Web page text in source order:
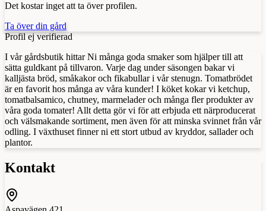
Det kostar inget att ta över profilen.
Ta över din gård
Profil ej verifierad
I vår gårdsbutik hittar Ni många goda smaker som hjälper till att
sätta guldkant på tillvaron. Varje dag under säsongen bakar vi
kalljästa bröd, småkakor och fikabullar i vår stenugn. Tomatbrödet
är en favorit hos många av våra kunder! I köket kokar vi ketchup,
tomatbalsamico, chutney, marmelader och många fler produkter av
våra goda tomater! Allt detta gör vi för att erbjuda ett närproducerat
och välsmakande sortiment, men även för att minska svinnet från vår
odling. I växthuset finner ni ett stort utbud av kryddor, sallader och
plantor.
Kontakt